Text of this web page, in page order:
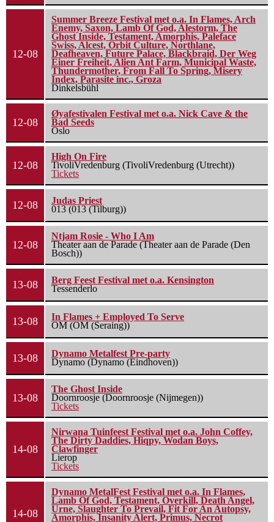
12-08
Summer Breeze Festival met o.a. In Flames, Arch
Enemy, Saxon, Lamb Of God, Alestorm, The
Ghost Inside, Testament, Amorphis, Paleface
Swiss, Alcest, Orbit Culture, Northlane,
Deafheaven, Future Palace, Blackbraid, Der Weg
Einer Freiheit, Alien Ant Farm, Municipal Waste,
Thundermother, From Fall To Spring, Misery
Index, Parasite inc., Groza
Dinkelsbühl
12-08
Øyafestivalen Festival met o.a. Nick Cave & the
Bad Seeds
Oslo
12-08
High On Fire
TivoliVredenburg (TivoliVredenburg (Utrecht))
Tickets
12-08
Judas Priest
013 (013 (Tilburg))
12-08
Ntjam Rosie - Who I Am
Theater aan de Parade (Theater aan de Parade (Den
Bosch))
13-08
Berg Feest Festival met o.a. Kensington
Tessenderlo
13-08
In Flames + Employed To Serve
OM (OM (Seraing))
13-08
Dynamo Metalfest Pre-party
Dynamo (Dynamo (Eindhoven))
13-08
The Ghost Inside
Doornroosje (Doornroosje (Nijmegen))
Tickets
14-08
Nirwana Tuinfeest Festival met o.a. John Coffey,
The Dirty Daddies, Hiqpy, Wodan Boys,
Clawfinger
Lierop
Tickets
14-08
Dynamo MetalFest Festival met o.a. In Flames,
Lamb Of God, Testament, Overkill, Death Angel,
Urne, Slaughter To Prevail, Fit For An Autopsy,
Amorphis, Insanity Alert, Primus, Necrot